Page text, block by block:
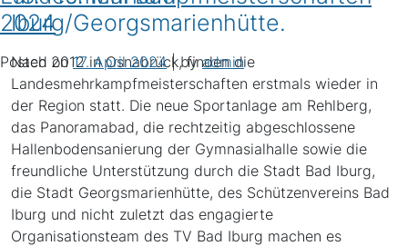
2024
Posted on17. April 2024|byadmin
Iburg/Georgsmarienhütte.
Nach 2012 in Osnabrück, finden die
Landesmehrkampfmeisterschaften erstmals wieder in
der Region statt. Die neue Sportanlage am Rehlberg,
das Panoramabad, die rechtzeitig abgeschlossene
Hallenbodensanierung der Gymnasialhalle sowie die
freundliche Unterstützung durch die Stadt Bad Iburg,
die Stadt Georgsmarienhütte, des Schützenvereins Bad
Iburg und nicht zuletzt das engagierte
Organisationsteam des TV Bad Iburg machen es